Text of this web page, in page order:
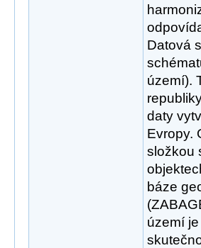
Datová
území).
daty
Evropy.
složkou
báze
území